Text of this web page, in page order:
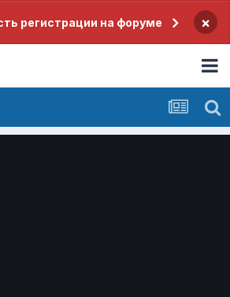
регистрации на форуме ×